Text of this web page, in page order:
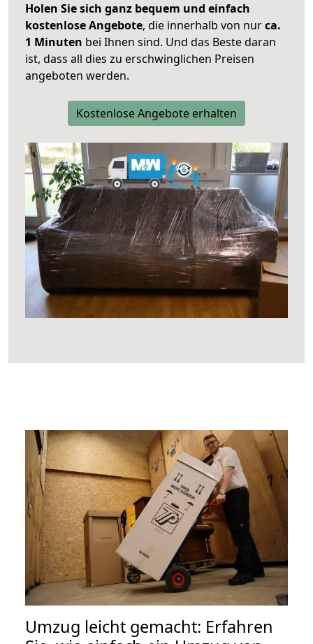
Holen Sie sich ganz bequem und einfach
kostenlose Angebote, die innerhalb von nurca.
1 Minuten bei Ihnen sind. Und das Beste daran
ist, dass all dies zu erschwinglichen Preisen
angeboten werden.
Kostenlose Angebote erhalten
Umzug leicht gemacht: Erfahren